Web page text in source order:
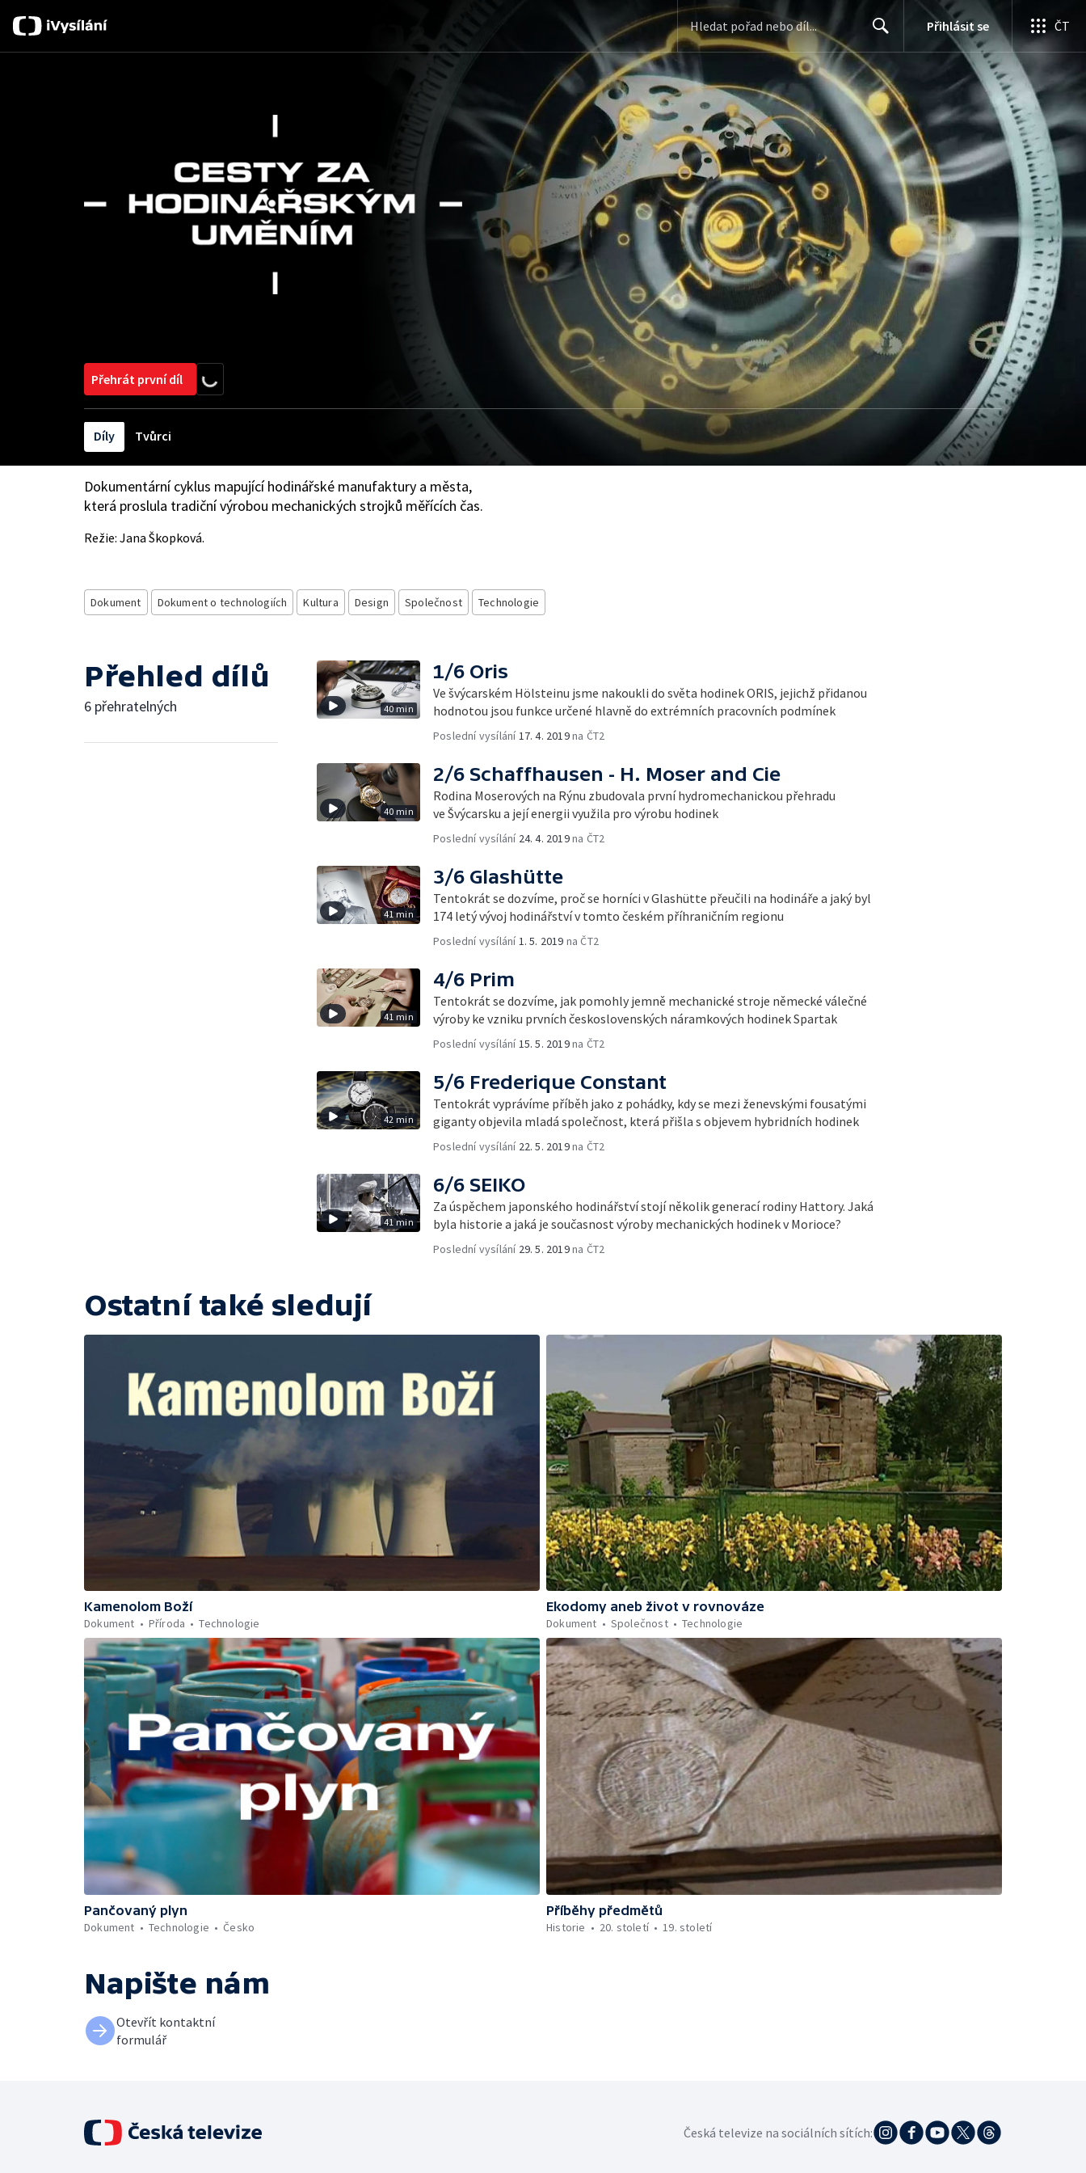
Search
Přihlásit se ČT
Přehrát první díl
Díly Tvůrci
Dokumentární cyklus mapující hodinářské manufaktury a města,
která proslula tradiční výrobou mechanických strojků měřících čas.
Režie: Jana Škopková.
Dokument Dokument o technologiích Kultura Design Společnost Technologie
Přehled dílů
6 přehratelných 40 min
1/6 Oris
Ve švýcarském Hölsteinu jsme nakoukli do světa hodinek ORIS, jejichž přidanou
hodnotou jsou funkce určené hlavně do extrémních pracovních podmínek
Poslední vysílání17. 4. 2019na ČT2
40 min
2/6 Schaffhausen - H. Moser and Cie
Rodina Moserových na Rýnu zbudovala první hydromechanickou přehradu
ve Švýcarsku a její energii využila pro výrobu hodinek
Poslední vysílání 24. 4. 2019na ČT2
41 min
3/6 Glashütte
Tentokrát se dozvíme, proč se horníci v Glashütte přeučili na hodináře a jaký byl
174 letý vývoj hodinářství v tomto českém příhraničním regionu
Poslední vysílání1. 5. 2019 na ČT2
41 min
4/6 Prim
Tentokrát se dozvíme, jak pomohly jemně mechanické stroje německé válečné
výroby ke vzniku prvních československých náramkových hodinek Spartak
Poslední vysílání15. 5. 2019na ČT2
42 min
5/6 Frederique Constant
Tentokrát vyprávíme příběh jako z pohádky, kdy se mezi ženevskými fousatými
giganty objevila mladá společnost, která přišla s objevem hybridních hodinek
Poslední vysílání 22. 5. 2019na ČT2
41 min
6/6 SEIKO
Za úspěchem japonského hodinářství stojí několik generací rodiny Hattory. Jaká
byla historie a jaká je současnost výroby mechanických hodinek v Morioce?
Poslední vysílání 29. 5. 2019na ČT2
Ostatní také sledují
Kamenolom Boží
Dokument
Příroda Technologie
Ekodomy aneb život v rovnováze
Dokument
Společnost Technologie
Pančovaný plyn
Dokument
Technologie Česko
Příběhy předmětů
Historie
20. století 19. století
Napište nám
Otevřít kontaktní
formulář
Česká televize na sociálních sítích: